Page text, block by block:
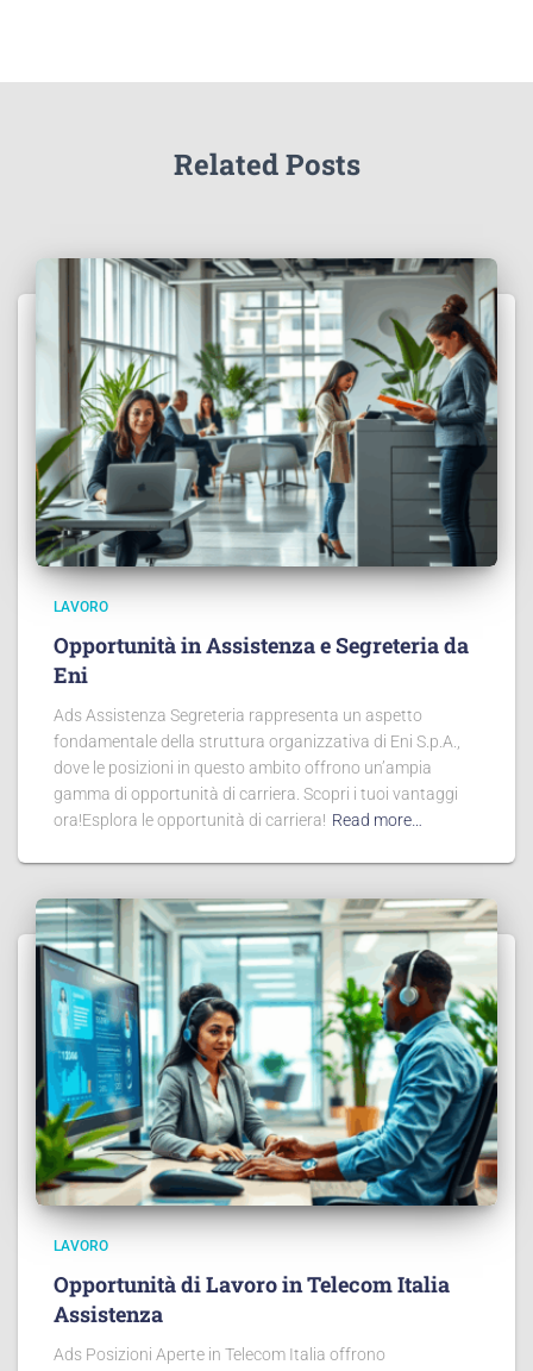
Related Posts
LAVORO
Opportunità in Assistenza e Segreteria da
Eni
Ads Assistenza Segreteria rappresenta un aspetto
fondamentale della struttura organizzativa di Eni S.p.A.,
dove le posizioni in questo ambito offrono un’ampia
gamma di opportunità di carriera. Scopri i tuoi vantaggi
ora!Esplora le opportunità di carriera! Read more…
LAVORO
Opportunità di Lavoro in Telecom Italia
Assistenza
Ads Posizioni Aperte in Telecom Italia offrono